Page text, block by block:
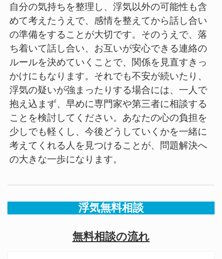
自分の気持ちを整理し、浮気以外の可能性も含
めて考えたうえで、感情を整えてから話し合い
の準備をすることが大切です。そのうえで、落
ち着いて話し合い、お互いが安心できる連絡の
ルールを決めていくことで、関係を見直すきっ
かけにもなります。それでも不安が続いたり、
浮気の疑いが強まったりする場合には、一人で
抱え込まず、早めに専門家や第三者に相談する
ことを検討してください。あなたの心の負担を
少しでも軽くし、今後どうしていくかを一緒に
考えてくれる人を見つけることが、問題解決へ
の大きな一歩になります。
浮気無料相談
無料相談の流れ